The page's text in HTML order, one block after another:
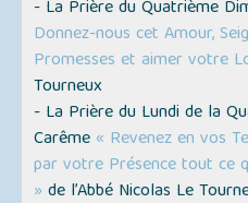
- La Prière du Quatrième
Donnez-nous cet Amour,
Promesses et aimer votre
Tourneux
- La Prière du Lundi de la
Carême « Revenez en vos
par votre Présence tout ce
» de l’Abbé Nicolas Le